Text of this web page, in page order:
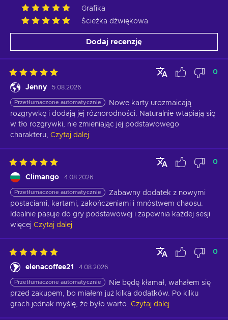
Grafika
Ścieżka dźwiękowa
Dodaj recenzję
Jenny 5.08.2026
0
Przetłumaczone automatycznie
Nowe karty urozmaicają
rozgrywkę i dodają jej różnorodności. Naturalnie wtapiają się
w tło rozgrywki, nie zmieniając jej podstawowego
charakteru, Czytaj dalej
Climango 4.08.2026
0
Przetłumaczone automatycznie
Zabawny dodatek z nowymi
postaciami, kartami, zakończeniami i mnóstwem chaosu.
Idealnie pasuje do gry podstawowej i zapewnia każdej sesji
więcej Czytaj dalej
elenacoffee21 4.08.2026
0
Przetłumaczone automatycznie
Nie będę kłamał, wahałem się
przed zakupem, bo miałem już kilka dodatków. Po kilku
grach jednak myślę, że było warto.
Czytaj dalej